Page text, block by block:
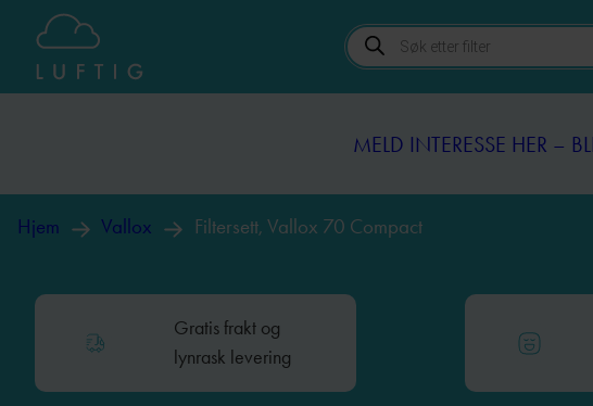
Products
search
MELD INTERESSE HER –
Hjem Vallox Filtersett, Vallox 70 Compact
Gratis frakt og
lynrask levering
MELD INTERESSE HER –